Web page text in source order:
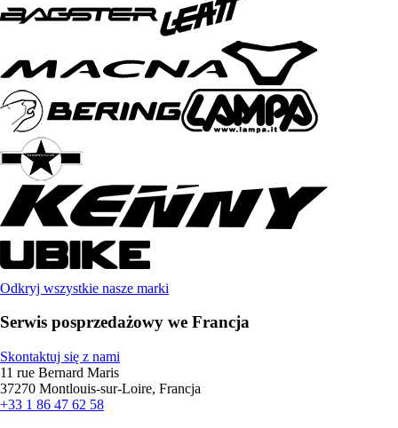
Odkryj wszystkie nasze marki
Serwis posprzedażowy we Francja
Skontaktuj się z nami
11 rue Bernard Maris
37270 Montlouis-sur-Loire, Francja
+33 1 86 47 62 58